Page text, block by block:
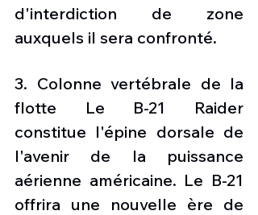
d'interdiction de zone
auxquels il sera confronté.
3. Colonne vertébrale de la
flotte Le B-21 Raider
constitue l'épine dorsale de
l'avenir de la puissance
aérienne américaine. Le B-21
offrira une nouvelle ère de